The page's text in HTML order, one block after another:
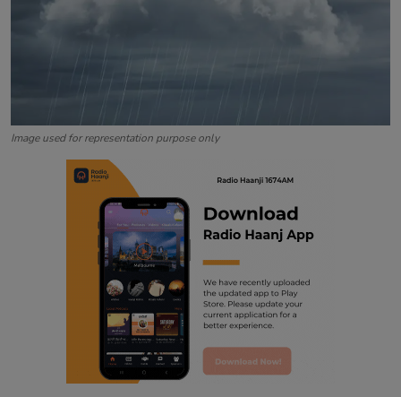
Image used for representation purpose only